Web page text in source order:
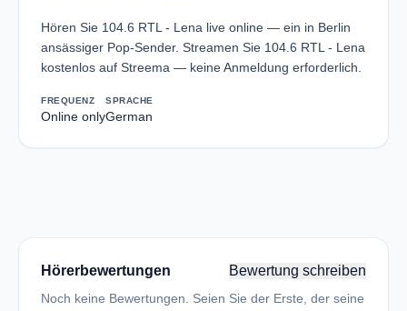
Hören Sie 104.6 RTL - Lena live online — ein in Berlin
ansässiger Pop-Sender. Streamen Sie 104.6 RTL - Lena
kostenlos auf Streema — keine Anmeldung erforderlich.
FREQUENZ
Online only
SPRACHE
German
Hörerbewertungen Bewertung schreiben
Noch keine Bewertungen. Seien Sie der Erste, der seine